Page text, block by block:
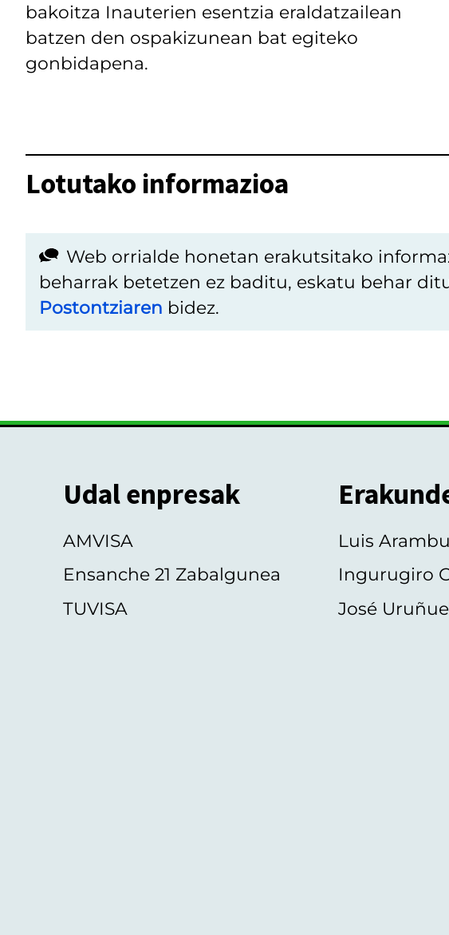
bakoitza Inauterien esentzia eraldatzailean
batzen den ospakizunean bat egiteko
gonbidapena.
Lotutako informazioa
Web orrialde honetan erakutsitako
beharrak betetzen ez baditu, eskatu behar
Postontziaren bidez.
Udal enpresak
AMVISA
Ensanche 21 Zabalgunea
TUVISA
Luis
Ingurugiro
José